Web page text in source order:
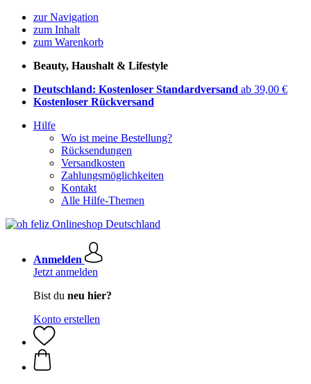
zur Navigation
zum Inhalt
zum Warenkorb
Beauty, Haushalt & Lifestyle
Deutschland: Kostenloser Standardversand ab 39,00 €
Kostenloser Rückversand
Hilfe
Wo ist meine Bestellung?
Rücksendungen
Versandkosten
Zahlungsmöglichkeiten
Kontakt
Alle Hilfe-Themen
Anmelden
Jetzt anmelden
Bist du neu hier?
Konto erstellen